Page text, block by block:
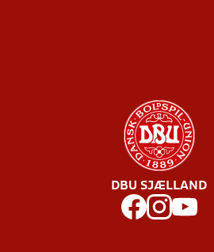
DBU SJÆLLAND